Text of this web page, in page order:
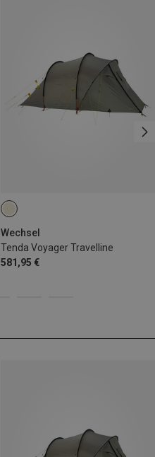
Wechsel
Tenda Voyager Travelline
581,95 €